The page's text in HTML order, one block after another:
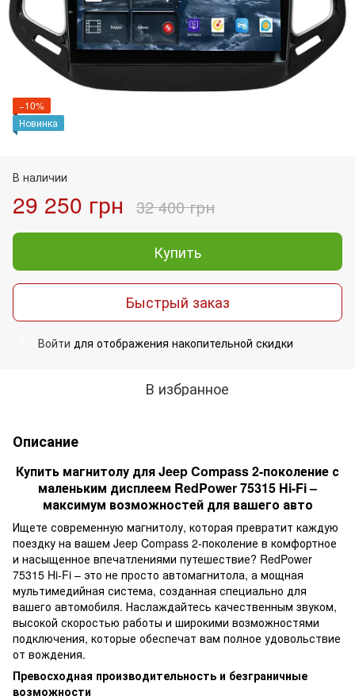
−10%
Новинка
В наличии
29 250 грн 32 400 грн
Купить
Быстрый заказ
Войти для отображения накопительной скидки
В избранное
Описание
Купить магнитолу для Jeep Compass 2-поколение с
маленьким дисплеем RedPower 75315 Hi-Fi –
максимум возможностей для вашего авто
Ищете современную магнитолу, которая превратит каждую
поездку на вашем Jeep Compass 2-поколение в комфортное
и насыщенное впечатлениями путешествие? RedPower
75315 Hi-Fi – это не просто автомагнитола, а мощная
мультимедийная система, созданная специально для
вашего автомобиля. Наслаждайтесь качественным звуком,
высокой скоростью работы и широкими возможностями
подключения, которые обеспечат вам полное удовольствие
от вождения.
Превосходная производительность и безграничные
возможности